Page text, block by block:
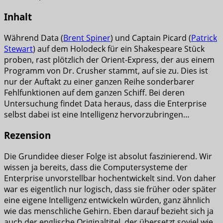
Inhalt
Während Data (Brent Spiner) und Captain Picard (Patrick
Stewart) auf dem Holodeck für ein Shakespeare Stück
proben, rast plötzlich der Orient-Express, der aus einem
Programm von Dr. Crusher stammt, auf sie zu. Dies ist
nur der Auftakt zu einer ganzen Reihe sonderbarer
Fehlfunktionen auf dem ganzen Schiff. Bei deren
Untersuchung findet Data heraus, dass die Enterprise
selbst dabei ist eine Intelligenz hervorzubringen…
Rezension
Die Grundidee dieser Folge ist absolut faszinierend. Wir
wissen ja bereits, dass die Computersysteme der
Enterprise unvorstellbar hochentwickelt sind. Von daher
war es eigentlich nur logisch, dass sie früher oder später
eine eigene Intelligenz entwickeln würden, ganz ähnlich
wie das menschliche Gehirn. Eben darauf bezieht sich ja